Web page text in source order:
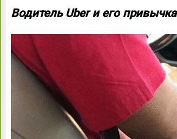
Водитель Uber и его привычка